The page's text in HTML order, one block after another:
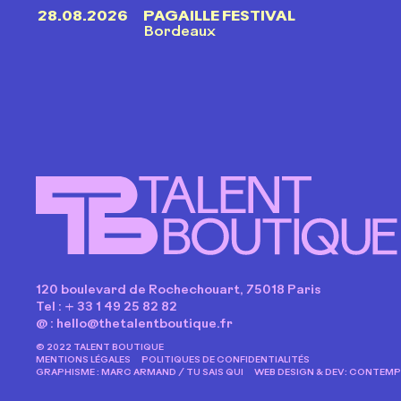
28.08.2026
PAGAILLE FESTIVAL
Bordeaux
120 boulevard de Rochechouart, 75018 Paris
Tel : + 33 1 49 25 82 82
@ : hello@thetalentboutique.fr
© 2022 TALENT BOUTIQUE
MENTIONS LÉGALES
POLITIQUES DE CONFIDENTIALITÉS
GRAPHISME : MARC ARMAND / TU SAIS QUI
WEB DESIGN & DEV: